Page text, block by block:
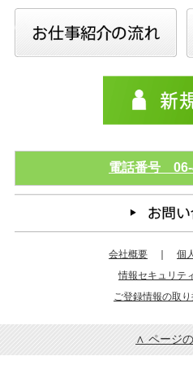
電話番号 06-
会社概要
個
情報セキュリテ
ご登録情報の取
∧ ページ